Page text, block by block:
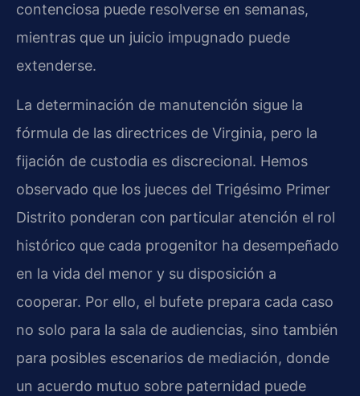
contenciosa puede resolverse en semanas,
mientras que un juicio impugnado puede
extenderse.
La determinación de manutención sigue la
fórmula de las directrices de Virginia, pero la
fijación de custodia es discrecional. Hemos
observado que los jueces del Trigésimo Primer
Distrito ponderan con particular atención el rol
histórico que cada progenitor ha desempeñado
en la vida del menor y su disposición a
cooperar. Por ello, el bufete prepara cada caso
no solo para la sala de audiencias, sino también
para posibles escenarios de mediación, donde
un acuerdo mutuo sobre paternidad puede